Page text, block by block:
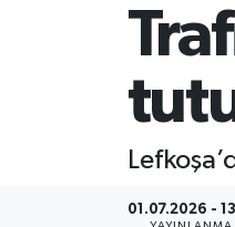
01.07.2026 -